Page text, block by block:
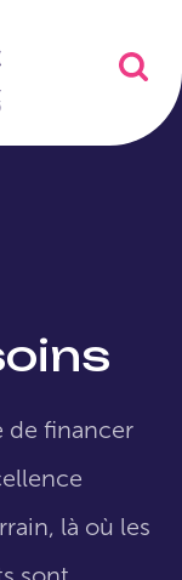
de financer
là où les